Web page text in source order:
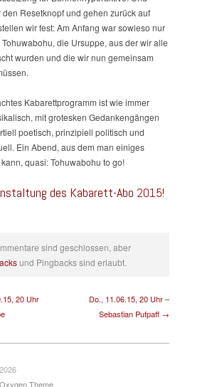
Resetknopf und gehen zurück auf
wir fest: Am Anfang war sowieso nur
die Ursuppe, aus der wir alle
wurden und die wir nun gemeinsam
Kabarettprogramm ist wie immer
mit grotesken Gedankengängen
poetisch, prinzipiell politisch und
Ein Abend, aus dem man einiges
quasi: Tohuwabohu to go!
des Kabarett-Abo 2015!
sind geschlossen, aber
und Pingbacks sind erlaubt.
20 Uhr
Do., 11.06.15, 20 Uhr –
Sebastian Pufpaff →
Oxygen Theme